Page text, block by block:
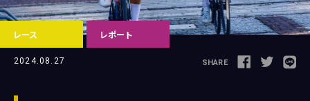
レース レポート
2024.08.27 SHARE